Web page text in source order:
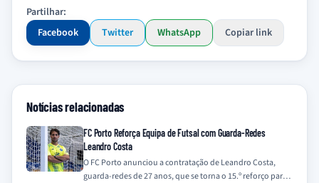
Partilhar:
Facebook
Twitter WhatsApp Copiar link
Notícias relacionadas
FC Porto Reforça Equipa de Futsal com Guarda-Redes
Leandro Costa
O FC Porto anunciou a contratação de Leandro Costa,
guarda-redes de 27 anos, que se torna o 15.º reforço para a